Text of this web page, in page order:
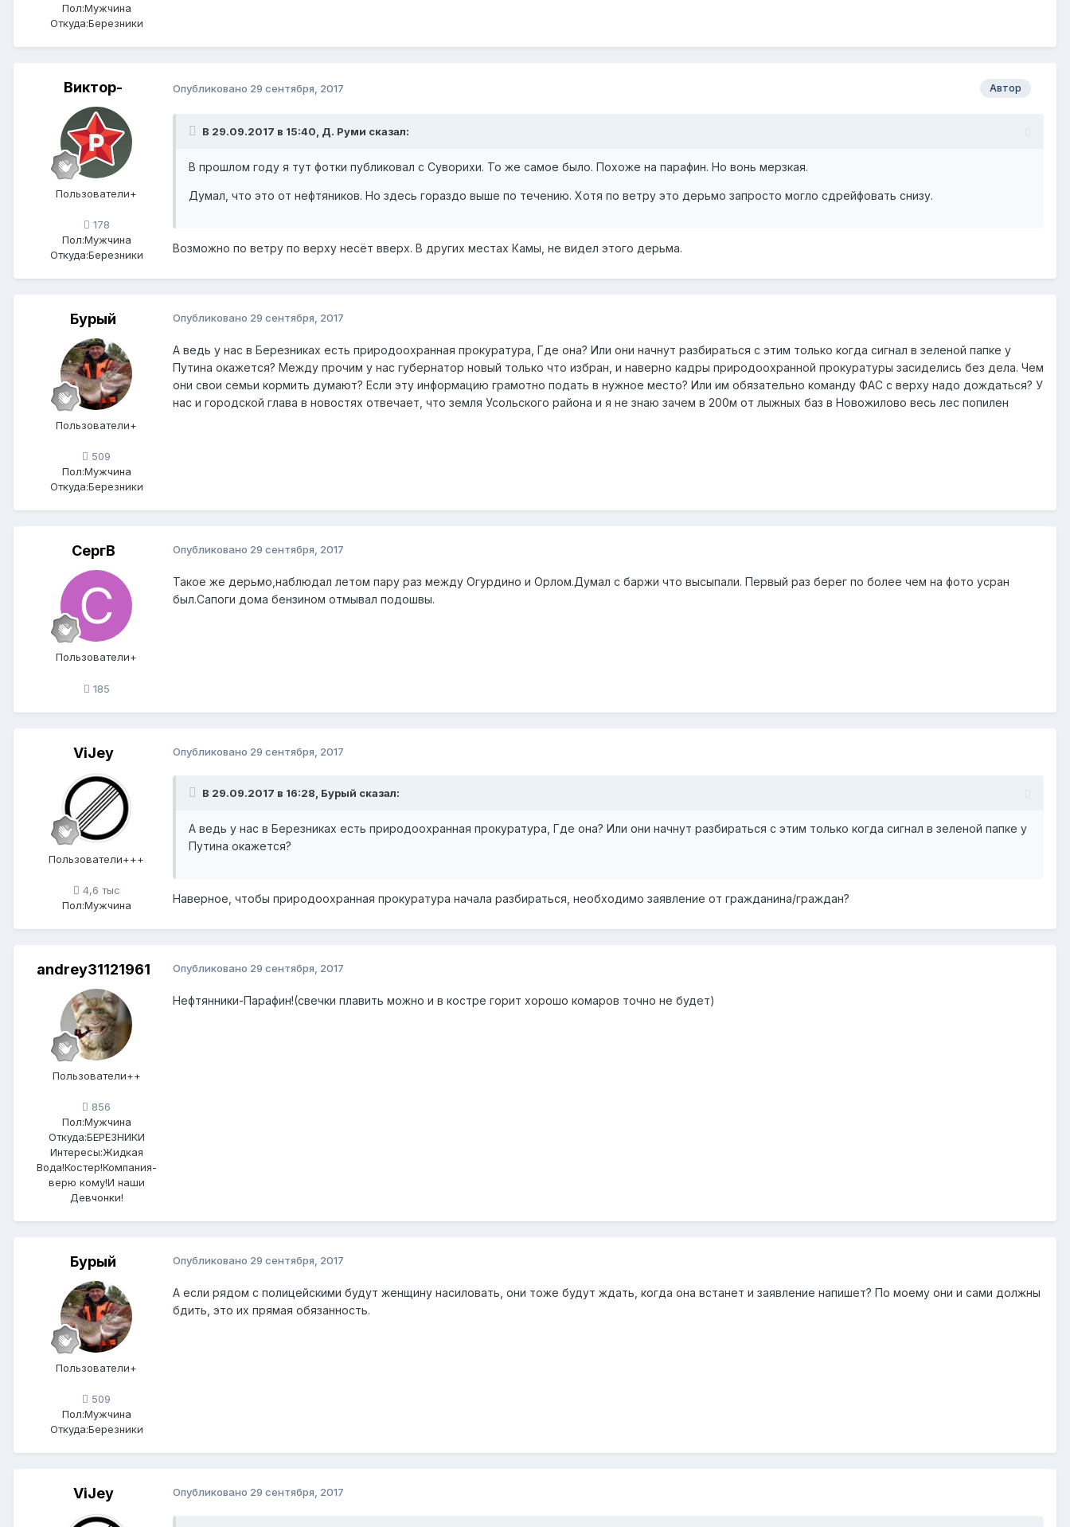
Пол:Мужчина
Откуда:Березники
Виктор-
Пользователи+
178
Пол:Мужчина
Откуда:Березники
Автор
Опубликовано 29 сентября, 2017
В 29.09.2017 в 15:40, Д. Руми сказал:
В прошлом году я тут фотки публиковал с Суворихи. То же самое было. Похоже на парафин. Но вонь мерзкая.
Думал, что это от нефтяников. Но здесь гораздо выше по течению. Хотя по ветру это дерьмо запросто могло сдрейфовать снизу.
Возможно по ветру по верху несёт вверх. В других местах Камы, не видел этого дерьма.
Бурый
Пользователи+
509
Пол:Мужчина
Откуда:Березники
Опубликовано 29 сентября, 2017
А ведь у нас в Березниках есть природоохранная прокуратура, Где она? Или они начнут разбираться с этим только когда сигнал в зеленой папке у
Путина окажется? Между прочим у нас губернатор новый только что избран, и наверно кадры природоохранной прокуратуры засиделись без дела. Чем
они свои семьи кормить думают? Если эту информацию грамотно подать в нужное место? Или им обязательно команду ФАС с верху надо дождаться? У
нас и городской глава в новостях отвечает, что земля Усольского района и я не знаю зачем в 200м от лыжных баз в Новожилово весь лес попилен
СергВ
Пользователи+
185
Опубликовано 29 сентября, 2017
Такое же дерьмо,наблюдал летом пару раз между Огурдино и Орлом.Думал с баржи что высыпали. Первый раз берег по более чем на фото усран
был.Сапоги дома бензином отмывал подошвы.
ViJey
Пользователи+++
4,6 тыс
Пол:Мужчина
Опубликовано 29 сентября, 2017
В 29.09.2017 в 16:28, Бурый сказал:
А ведь у нас в Березниках есть природоохранная прокуратура, Где она? Или они начнут разбираться с этим только когда сигнал в зеленой папке у
Путина окажется?
Наверное, чтобы природоохранная прокуратура начала разбираться, необходимо заявление от гражданина/граждан?
andrey31121961
Пользователи++
856
Пол:Мужчина
Откуда:БЕРЕЗНИКИ
Интересы:Жидкая
Вода!Костер!Компания-
верю кому!И наши
Девчонки!
Опубликовано 29 сентября, 2017
Нефтянники-Парафин!(свечки плавить можно и в костре горит хорошо комаров точно не будет)
Бурый
Пользователи+
509
Пол:Мужчина
Откуда:Березники
Опубликовано 29 сентября, 2017
А если рядом с полицейскими будут женщину насиловать, они тоже будут ждать, когда она встанет и заявление напишет? По моему они и сами должны
бдить, это их прямая обязанность.
ViJey Опубликовано 29 сентября, 2017